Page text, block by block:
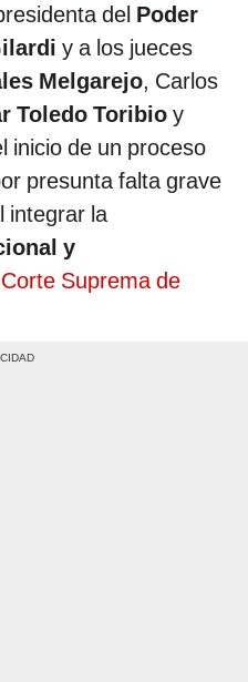
del Poder
y a los jueces
Melgarejo, Carlos
Toledo Toribio y
inicio de un proceso
presunta falta grave
integrar la
y
Corte Suprema de